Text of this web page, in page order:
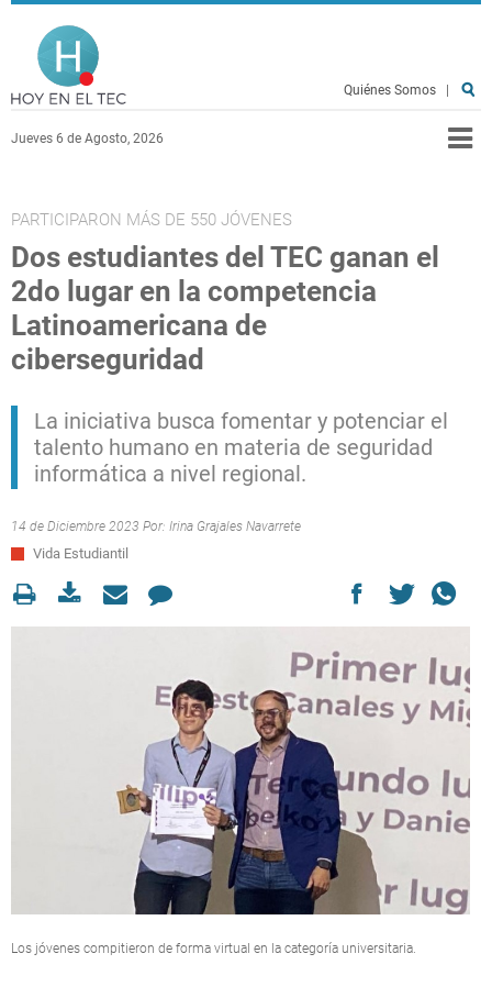
Pasar al contenido principal
Jueves 6 de Agosto, 2026
Quiénes Somos
PARTICIPARON MÁS DE 550 JÓVENES
Dos estudiantes del TEC ganan el
2do lugar en la competencia
Latinoamericana de
ciberseguridad
La iniciativa busca fomentar y potenciar el
talento humano en materia de seguridad
informática a nivel regional.
14 de Diciembre 2023 Por: Irina Grajales Navarrete
Vida Estudiantil
Los jóvenes compitieron de forma virtual en la categoría universitaria.